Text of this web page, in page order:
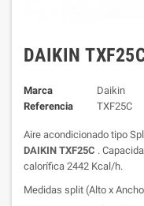
DAIKIN
Marca
Daikin
Referencia
TXF25C
Aire acondicionado tipo
DAIKIN TXF25C .
calorífica 2442 Kcal/h.
Medidas split (Alto x